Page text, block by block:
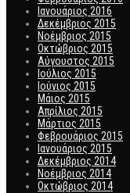
Ιανουάριος 2016
Δεκέμβριος 2015
Νοέμβριος 2015
Οκτώβριος 2015
Αύγουστος 2015
Ιούλιος 2015
Ιούνιος 2015
Μάιος 2015
Απρίλιος 2015
Μάρτιος 2015
Φεβρουάριος 2015
Ιανουάριος 2015
Δεκέμβριος 2014
Νοέμβριος 2014
Οκτώβριος 2014